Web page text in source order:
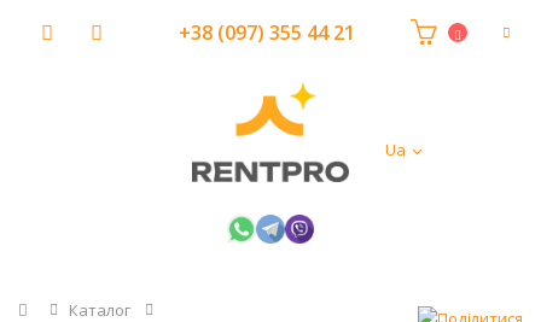
Ua
+38 (097) 355 44 21
Головна
Каталог